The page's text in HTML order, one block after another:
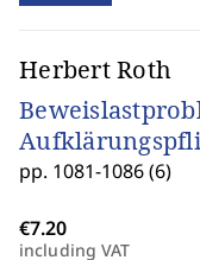
Herbert Roth
pp. 1081-1086 (6)
including VAT